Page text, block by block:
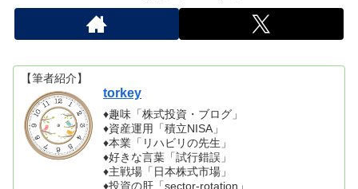
【筆者紹介】
torkey
♦趣味「株式投資・ブログ」
♦資産運用「積立NISA」
♦本業「リハビリの先生」
♦好きな言葉「試行錯誤」
♦主戦場「日本株式市場」
♦投資の肝「sector-rotation」